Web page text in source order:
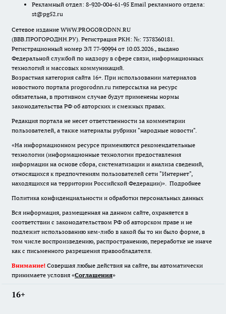
Рекламный отдел: 8-920-004-61-95 Email рекламного отдела:
st@pg52.ru
Сетевое издание WWW.PROGORODNN.RU
(ВВВ.ПРОГОРОДНН.РУ). Регистрация РКН: №: 7378360181.
Регистрационный номер ЭЛ 77-90994 от 10.03.2026., выдано
Федеральной службой по надзору в сфере связи, информационных
технологий и массовых коммуникаций.
Возрастная категория сайта 16+. При использовании материалов
новостного портала progorodnn.ru гиперссылка на ресурс
обязательна, в противном случае будут применены нормы
законодательства РФ об авторских и смежных правах.
Редакция портала не несет ответственности за комментарии
пользователей, а также материалы рубрики "народные новости".
«На информационном ресурсе применяются рекомендательные
технологии (информационные технологии предоставления
информации на основе сбора, систематизации и анализа сведений,
относящихся к предпочтениям пользователей сети "Интернет",
находящихся на территории Российской Федерации)». Подробнее
Политика конфиденциальности и обработки персональных данных
Вся информация, размещенная на данном сайте, охраняется в
соответствии с законодательством РФ об авторском праве и не
подлежит использованию кем-либо в какой бы то ни было форме, в
том числе воспроизведению, распространению, переработке не иначе
как с письменного разрешения правообладателя.
Внимание! Совершая любые действия на сайте, вы автоматически
принимаете условия «Cоглашения»
16+